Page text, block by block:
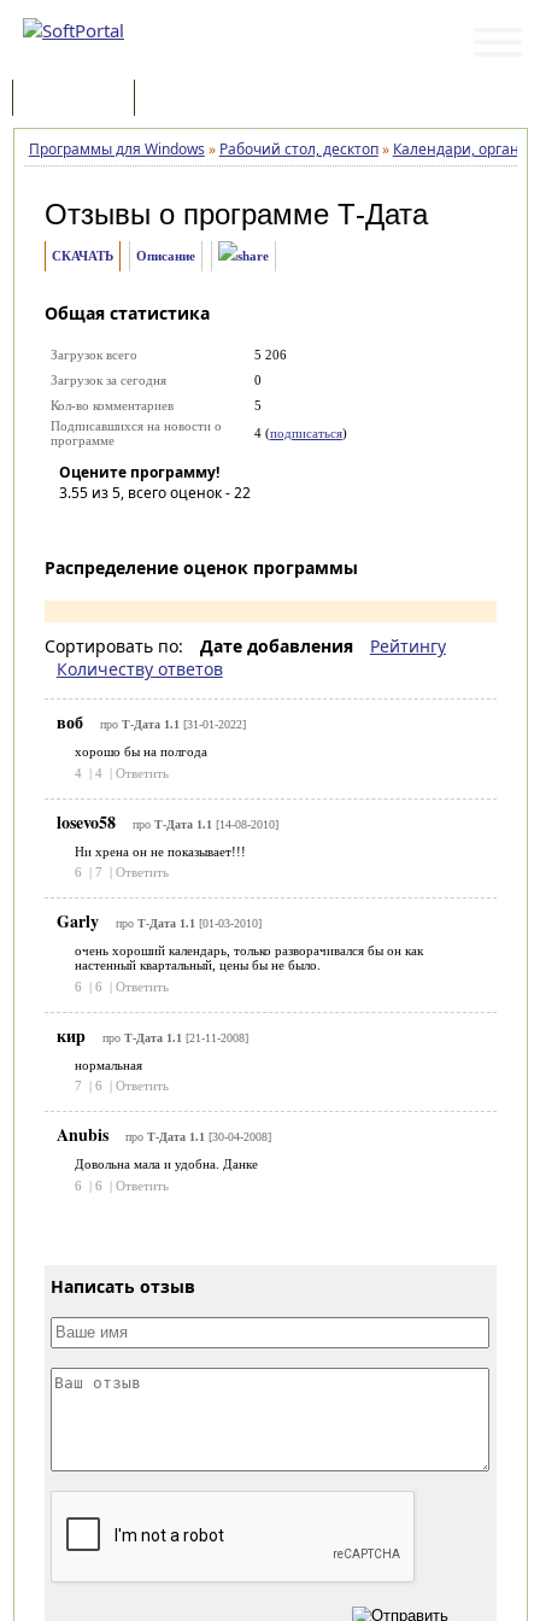
Программы для Windows » Рабочий стол, десктоп» Календари,
Отзывы о программе Т-Дата
СКАЧАТЬ Описание
Общая статистика
Загрузок всего
5 206
Загрузок за сегодня
0
Кол-во комментариев
5
Подписавшихся на новости о
программе
4 (подписаться)
Оцените программу!
3.55из 5, всего оценок -22
Распределение оценок программы
Сортировать по: Дате добавления
Рейтингу
Количеству ответов
воб про Т-Дата 1.1 [31-01-2022]
хорошо бы на полгода
4 | 4 | Ответить
losevo58 про Т-Дата 1.1 [14-08-2010]
Ни хрена он не показывает!!!
6
| 7 | Ответить
Garly про Т-Дата 1.1 [01-03-2010]
очень хороший календарь, только разворачивался бы он как
настенный квартальный, цены бы не было.
6
| 6 | Ответить
кир про Т-Дата 1.1 [21-11-2008]
нормальная
7
| 6 | Ответить
Anubis про Т-Дата 1.1 [30-04-2008]
Довольна мала и удобна. Данке
6
| 6 | Ответить
Написать отзыв